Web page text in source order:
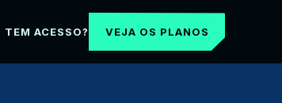
TEM ACESSO? VEJA OS PLANOS